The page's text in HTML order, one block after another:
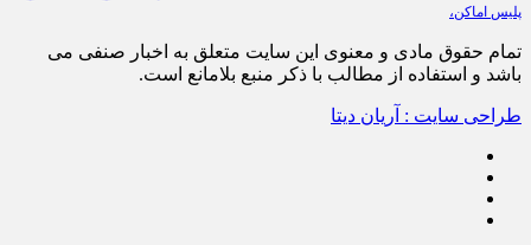
پلیس اماکن،
تمام حقوق مادی و معنوی این سایت متعلق به اخبار صنفی می
باشد و استفاده از مطالب با ذکر منبع بلامانع است.
طراحی سایت : آریان دیتا